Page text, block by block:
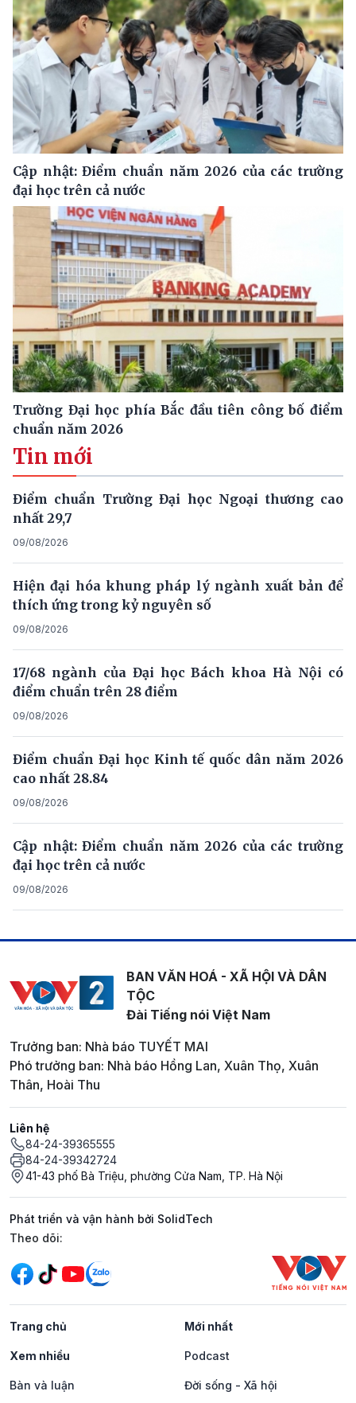
Cập nhật: Điểm chuẩn năm 2026 của các trường
đại học trên cả nước
Trường Đại học phía Bắc đầu tiên công bố điểm
chuẩn năm 2026
Tin mới
Điểm chuẩn Trường Đại học Ngoại thương cao
nhất 29,7
09/08/2026
Hiện đại hóa khung pháp lý ngành xuất bản để
thích ứng trong kỷ nguyên số
09/08/2026
17/68 ngành của Đại học Bách khoa Hà Nội có
điểm chuẩn trên 28 điểm
09/08/2026
Điểm chuẩn Đại học Kinh tế quốc dân năm 2026
cao nhất 28.84
09/08/2026
Cập nhật: Điểm chuẩn năm 2026 của các trường
đại học trên cả nước
09/08/2026
BAN VĂN HOÁ - XÃ HỘI VÀ DÂN
TỘC
Đài Tiếng nói Việt Nam
Trưởng ban: Nhà báo TUYẾT MAI
Phó trưởng ban: Nhà báo Hồng Lan, Xuân Thọ, Xuân
Thân, Hoài Thu
Liên hệ
84-24-39365555
84-24-39342724
41-43 phố Bà Triệu, phường Cửa Nam, TP. Hà Nội
Phát triển và vận hành bởi SolidTech
Mạng xã hội
Theo dõi:
Trang chủ Mới nhất
Xem nhiều Podcast
Bàn và luận Đời sống - Xã hội